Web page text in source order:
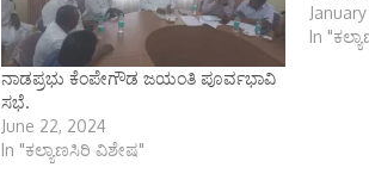
ನಾಡಪ್ರಭು ಕೆಂಪೇಗೌಡ ಜಯಂತಿ ಪೂರ್ವಭಾವಿ
ಸಭೆ.
June 22, 2024
In "ಕಲ್ಯಾಣಸಿರಿ ವಿಶೇಷ"
In